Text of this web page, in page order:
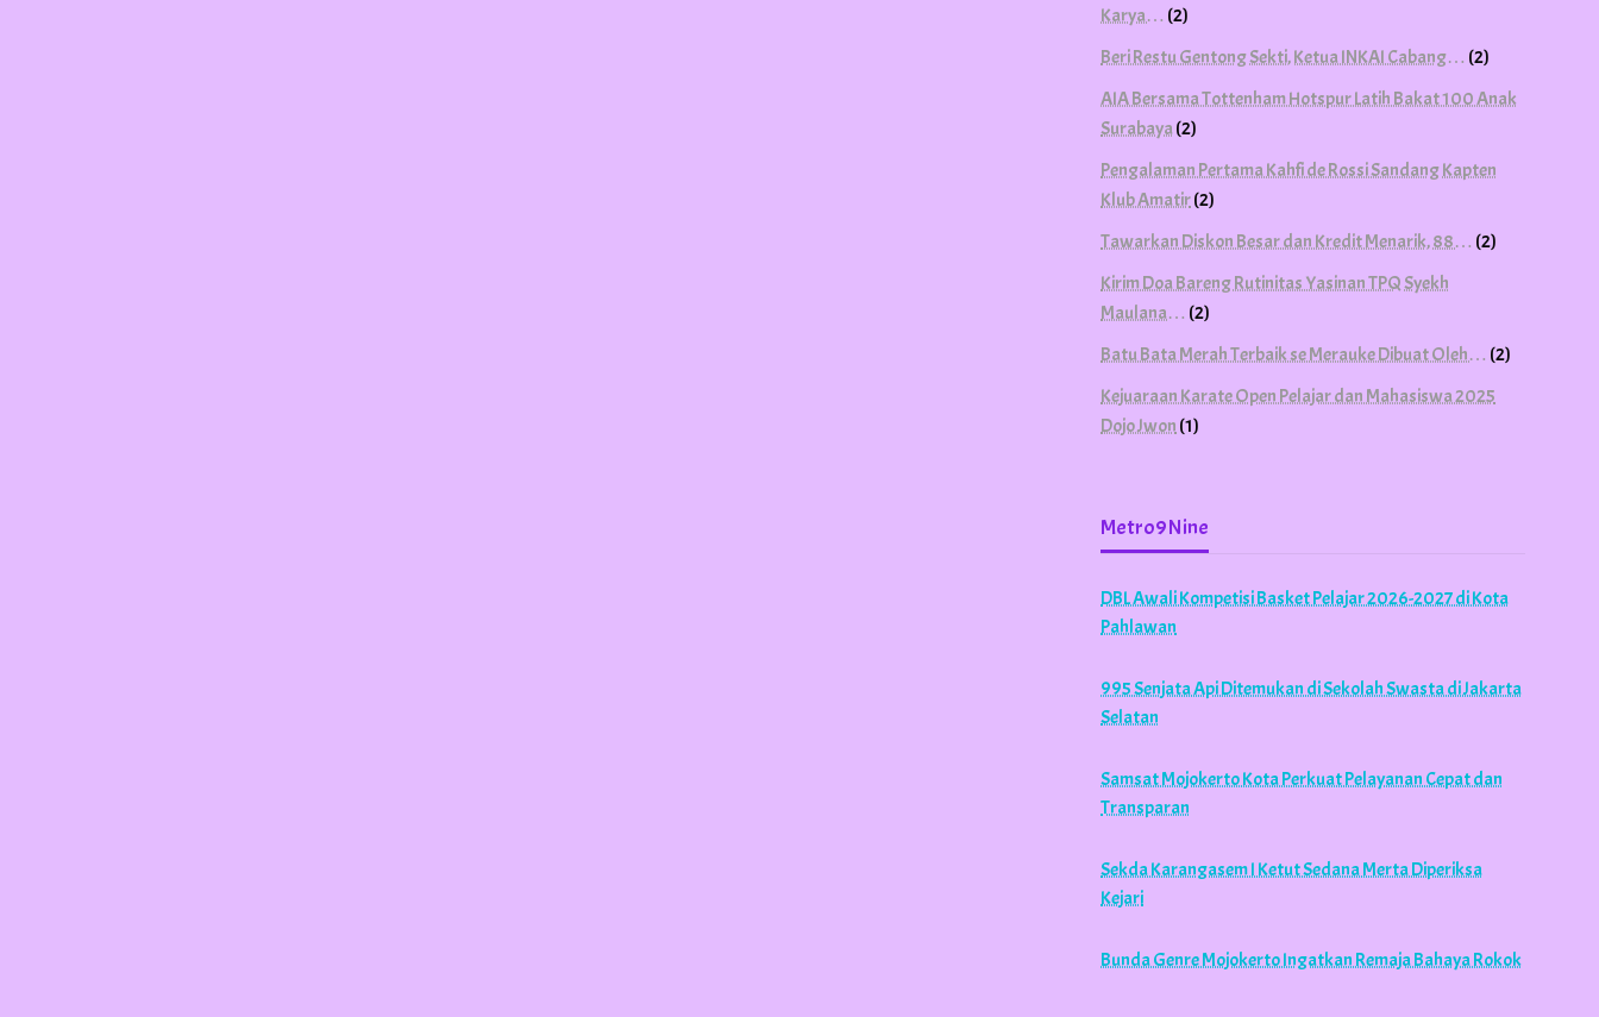
Karya… (2)
Beri Restu Gentong Sekti, Ketua INKAI Cabang… (2)
AIA Bersama Tottenham Hotspur Latih Bakat 100 Anak
Surabaya(2)
Pengalaman Pertama Kahfi de Rossi Sandang Kapten
Klub Amatir(2)
Tawarkan Diskon Besar dan Kredit Menarik, 88… (2)
Kirim Doa Bareng Rutinitas Yasinan TPQ Syekh
Maulana… (2)
Batu Bata Merah Terbaik se Merauke Dibuat Oleh… (2)
Kejuaraan Karate Open Pelajar dan Mahasiswa 2025
Dojo Jwon(1)
Metro9Nine
DBL Awali Kompetisi Basket Pelajar 2026-2027 di Kota
Pahlawan
995 Senjata Api Ditemukan di Sekolah Swasta di Jakarta
Selatan
Samsat Mojokerto Kota Perkuat Pelayanan Cepat dan
Transparan
Sekda Karangasem I Ketut Sedana Merta Diperiksa
Kejari
Bunda Genre Mojokerto Ingatkan Remaja Bahaya Rokok